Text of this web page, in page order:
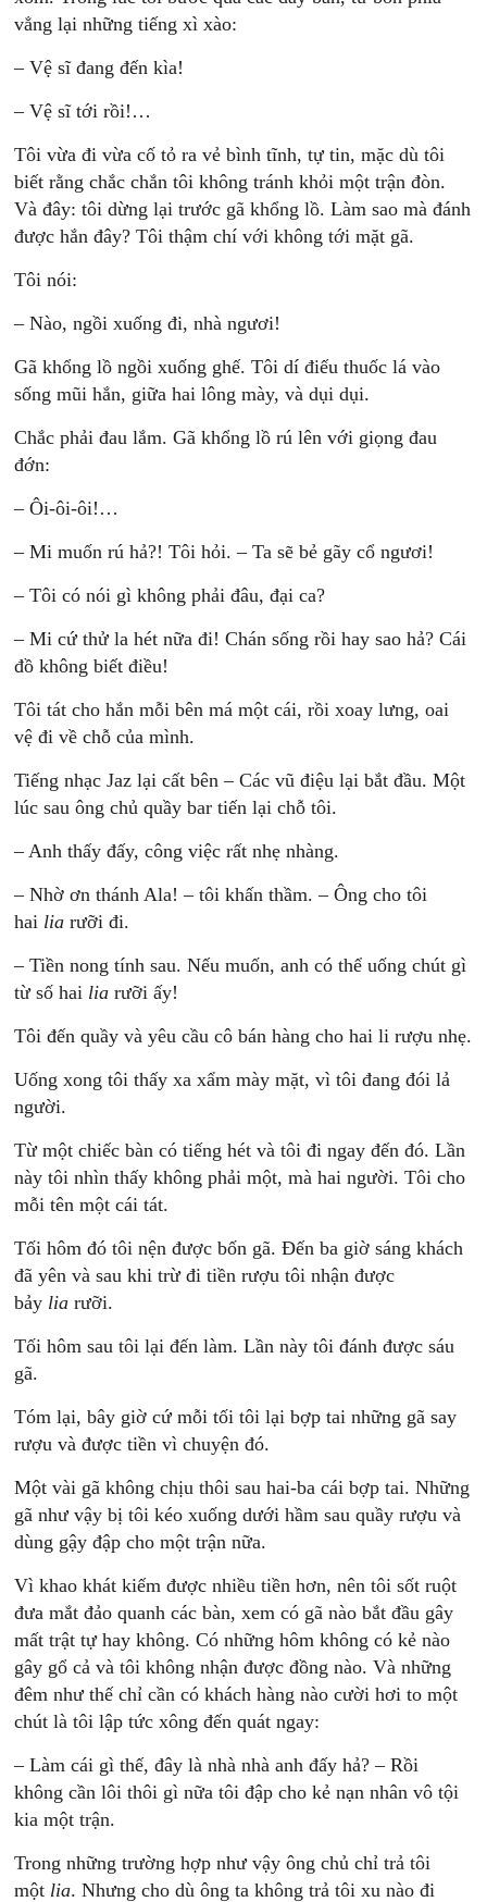
vẳng lại những tiếng xì xào:
– Vệ sĩ đang đến kìa!
– Vệ sĩ tới rồi!…
Tôi vừa đi vừa cố tỏ ra vẻ bình tĩnh, tự tin, mặc dù tôi
biết rằng chắc chắn tôi không tránh khỏi một trận đòn.
Và đây: tôi dừng lại trước gã khổng lồ. Làm sao mà đánh
được hắn đây? Tôi thậm chí với không tới mặt gã.
Tôi nói:
– Nào, ngồi xuống đi, nhà ngươi!
Gã khổng lồ ngồi xuống ghế. Tôi dí điếu thuốc lá vào
sống mũi hắn, giữa hai lông mày, và dụi dụi.
Chắc phải đau lắm. Gã khổng lồ rú lên với giọng đau
đớn:
– Ôi-ôi-ôi!…
– Mi muốn rú hả?! Tôi hỏi. – Ta sẽ bẻ gãy cổ ngươi!
– Tôi có nói gì không phải đâu, đại ca?
– Mi cứ thử la hét nữa đi! Chán sống rồi hay sao hả? Cái
đồ không biết điều!
Tôi tát cho hắn mỗi bên má một cái, rồi xoay lưng, oai
vệ đi về chỗ của mình.
Tiếng nhạc Jaz lại cất bên – Các vũ điệu lại bắt đầu. Một
lúc sau ông chủ quầy bar tiến lại chỗ tôi.
– Anh thấy đấy, công việc rất nhẹ nhàng.
– Nhờ ơn thánh Ala! – tôi khấn thầm. – Ông cho tôi
hai lia rưỡi đi.
– Tiền nong tính sau. Nếu muốn, anh có thể uống chút gì
từ số hai liarưỡi ấy!
Tôi đến quầy và yêu cầu cô bán hàng cho hai li rượu nhẹ.
Uống xong tôi thấy xa xẩm mày mặt, vì tôi đang đói lả
người.
Từ một chiếc bàn có tiếng hét và tôi đi ngay đến đó. Lần
này tôi nhìn thấy không phải một, mà hai người. Tôi cho
mỗi tên một cái tát.
Tối hôm đó tôi nện được bốn gã. Đến ba giờ sáng khách
đã yên và sau khi trừ đi tiền rượu tôi nhận được
bảy liarưỡi.
Tối hôm sau tôi lại đến làm. Lần này tôi đánh được sáu
gã.
Tóm lại, bây giờ cứ mỗi tối tôi lại bợp tai những gã say
rượu và được tiền vì chuyện đó.
Một vài gã không chịu thôi sau hai-ba cái bợp tai. Những
gã như vậy bị tôi kéo xuống dưới hầm sau quầy rượu và
dùng gậy đập cho một trận nữa.
Vì khao khát kiếm được nhiều tiền hơn, nên tôi sốt ruột
đưa mắt đảo quanh các bàn, xem có gã nào bắt đầu gây
mất trật tự hay không. Có những hôm không có kẻ nào
gây gổ cả và tôi không nhận được đồng nào. Và những
đêm như thế chỉ cần có khách hàng nào cười hơi to một
chút là tôi lập tức xông đến quát ngay:
– Làm cái gì thế, đây là nhà nhà anh đấy hả? – Rồi
không cần lôi thôi gì nữa tôi đập cho kẻ nạn nhân vô tội
kia một trận.
Trong những trường hợp như vậy ông chủ chỉ trả tôi
một lia. Nhưng cho dù ông ta không trả tôi xu nào đi